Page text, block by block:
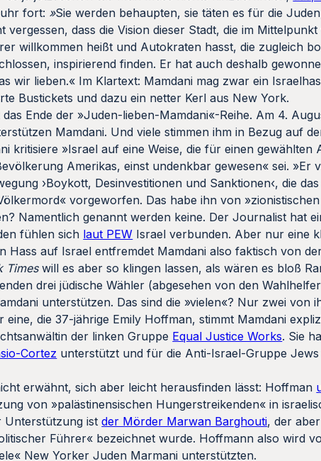
fort: »Sie werden behaupten, sie täten es für die
vergessen, dass die Vision dieser Stadt, die im
willkommen heißt und Autokraten hasst, die zugleich
inspirierend finden. Er hat auch deshalb
wir lieben.« Im Klartext: Mamdani mag zwar ein
Bustickets und dazu ein netter Kerl aus New York.
Ende der »Juden-lieben-Mamdani«-Reihe. Am 4.
Mamdani. Und viele stimmen ihm in Bezug auf
kritisiere »Israel auf eine Weise, die für einen
Amerikas, einst undenkbar gewesen« sei.
›Boykott, Desinvestitionen und Sanktionen‹, die
vorgeworfen. Das habe ihn von
Namentlich genannt werden keine. Der Journalist hat
fühlen sich laut PEW Israel verbunden. Aber nur eine
Hass auf Israel entfremdet Mamdani also faktisch von
Timeswill es aber so klingen lassen, als wären es bloß
drei jüdische Wähler (abgesehen von den
unterstützen. Das sind die »vielen«? Nur zwei von
eine, die 37-jährige Emily Hoffman, stimmt Mamdani
der linken Gruppe Equal Justice Works. Sie
Cortez unterstützt und für die Anti-Israel-Gruppe
erwähnt, sich aber leicht herausfinden lässt: Hoffman
von »palästinensischen Hungerstreikenden« in
Unterstützung istder Mörder Marwan Barghouti, der
Führer« bezeichnet wurde. Hoffmann also wird
New Yorker Juden Marmani unterstützten.